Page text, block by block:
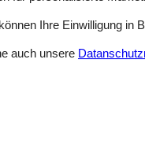
denen alle 15-25 Jahre
erhoben.
Ihre Einwilligung in
auch unsere